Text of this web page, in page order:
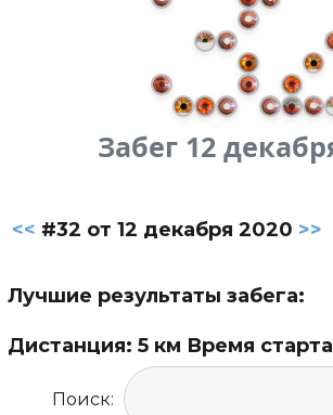
Забег 12
<< #32 от 12 декабря 2020 >>
Лучшие результаты забега:
Дистанция: 5 км Время
Поиск: